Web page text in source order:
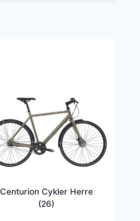
Centurion Cykler Herre
(26)